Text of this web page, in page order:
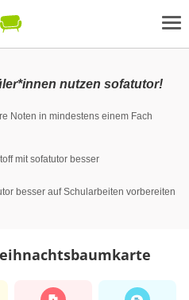
nutzen sofatutor!
Noten in mindestens einem Fach
mit sofatutor besser
besser auf Schularbeiten vorbereiten